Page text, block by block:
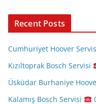
Recent Posts
Cumhuriyet Hoover
Kızıltoprak Bosch Servisi
Üsküdar Burhaniye
Kalamış Bosch Servisi